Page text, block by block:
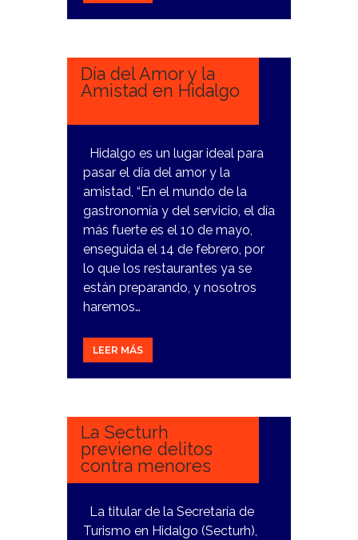
12
Día del Amor y la
Amistad en Hidalgo
Hidalgo es un lugar ideal para
pasar el día del amor y la
amistad, “En el mundo de la
gastronomía y del servicio, el día
más fuerte es el 10 de mayo,
enseguida el 14 de febrero, por
lo que los restaurantes ya se
están preparando, y nosotros
haremos…
LEER MÁS
9
La Secturh
previene delitos
contra menores
La titular de la Secretaría de
Turismo en Hidalgo (Secturh),